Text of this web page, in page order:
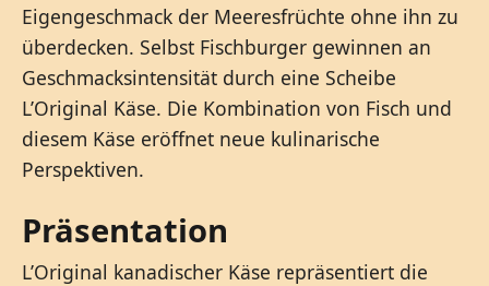
Eigengeschmack der Meeresfrüchte ohne ihn zu
überdecken. Selbst Fischburger gewinnen an
Geschmacksintensität durch eine Scheibe
L’Original Käse. Die Kombination von Fisch und
diesem Käse eröffnet neue kulinarische
Perspektiven.
Präsentation
L’Original kanadischer Käse repräsentiert die